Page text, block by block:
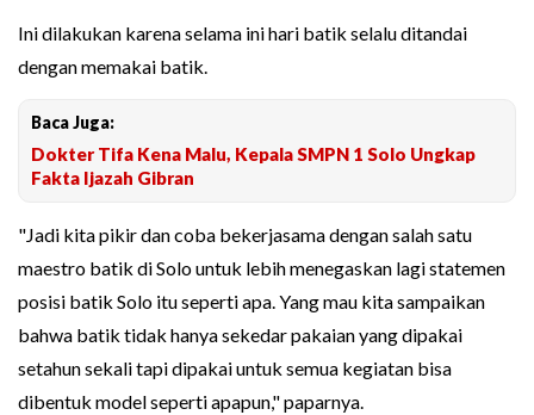
Ini dilakukan karena selama ini hari batik selalu ditandai
dengan memakai batik.
Baca Juga:
Dokter Tifa Kena Malu, Kepala SMPN 1 Solo Ungkap
Fakta Ijazah Gibran
"Jadi kita pikir dan coba bekerjasama dengan salah satu
maestro batik di Solo untuk lebih menegaskan lagi statemen
posisi batik Solo itu seperti apa. Yang mau kita sampaikan
bahwa batik tidak hanya sekedar pakaian yang dipakai
setahun sekali tapi dipakai untuk semua kegiatan bisa
dibentuk model seperti apapun," paparnya.